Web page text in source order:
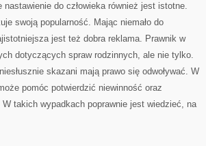
do człowieka również jest istotne.
swoją popularność. Mając niemało do
jest też dobra reklama. Prawnik w
dotyczących spraw rodzinnych, ale nie tylko.
skazani mają prawo się odwoływać. W
pomóc potwierdzić niewinność oraz
takich wypadkach poprawnie jest wiedzieć, na